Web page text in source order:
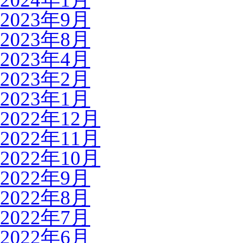
2023年9月
2023年8月
2023年4月
2023年2月
2023年1月
2022年12月
2022年11月
2022年10月
2022年9月
2022年8月
2022年7月
2022年6月